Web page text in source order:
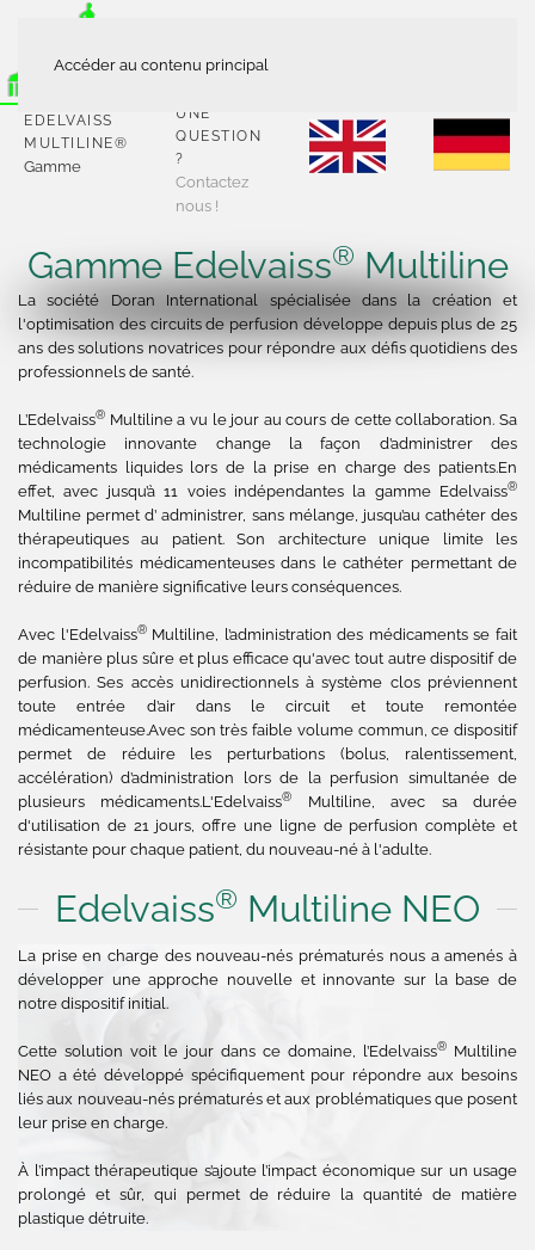
Accéder au contenu principal
EDELVAISS
MULTILINE®
Gamme
UNE
QUESTION
?
Contactez
nous !
Gamme Edelvaiss®Multiline
La société Doran International spécialisée dans la création et
l'optimisation des circuits de perfusion développe depuis plus de 25
ans des solutions novatrices pour répondre aux défis quotidiens des
professionnels de santé.
L’Edelvaiss® Multiline a vu le jour au cours de cette collaboration. Sa
technologie innovante change la façon d’administrer des
médicaments liquides lors de la prise en charge des patients.En
effet, avec jusqu’à 11 voies indépendantes la gamme Edelvaiss®
Multiline permet d’ administrer, sans mélange, jusqu’au cathéter des
thérapeutiques au patient. Son architecture unique limite les
incompatibilités médicamenteuses dans le cathéter permettant de
réduire de manière significative leurs conséquences.
Avec l'Edelvaiss®Multiline, l’administration des médicaments se fait
de manière plus sûre et plus efficace qu'avec tout autre dispositif de
perfusion. Ses accès unidirectionnels à système clos préviennent
toute entrée d’air dans le circuit et toute remontée
médicamenteuse.Avec son très faible volume commun, ce dispositif
permet de réduire les perturbations (bolus, ralentissement,
accélération) d’administration lors de la perfusion simultanée de
plusieurs médicaments.L'Edelvaiss®
Multiline, avec sa durée
d'utilisation de 21 jours, offre une ligne de perfusion complète et
résistante pour chaque patient, du nouveau-né à l'adulte.
Edelvaiss® Multiline NEO
La prise en charge des nouveau-nés prématurés nous a amenés à
développer une approche nouvelle et innovante sur la base de
notre dispositif initial.
Cette solution voit le jour dans ce domaine, l’Edelvaiss®
Multiline
NEO a été développé spécifiquement pour répondre aux besoins
liés aux nouveau-nés prématurés et aux problématiques que posent
leur prise en charge.
À l’impact thérapeutique s’ajoute l’impact économique sur un usage
prolongé et sûr, qui permet de réduire la quantité de matière
plastique détruite.